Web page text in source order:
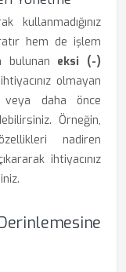
hem de işlem
bulunan eksi (-)
olmayan
daha önce
Örneğin,
nadiren
ihtiyacınız